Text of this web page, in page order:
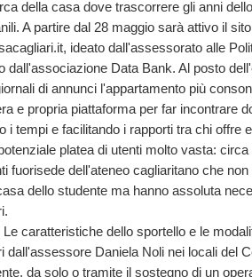
della casa dove trascorrere gli anni
A partire dal 28 maggio sarà attivo il
ideato dall'assessorato alle
dall'associazione Data Bank. Al posto
di annunci l'appartamento più
e propria piattaforma per far incontrare
i tempi e facilitando i rapporti tra chi offre
platea di utenti molto vasta:
fuorisede dell'ateneo cagliaritano che
dello studente ma hanno assoluta
Le caratteristiche dello sportello e le
dall'assessore Daniela Noli nei locali del
da solo o tramite il sostegno di un